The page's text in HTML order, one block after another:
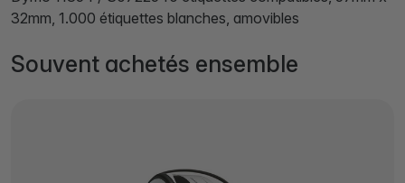
32mm, 1.000 étiquettes blanches, amovibles
Souvent achetés ensemble